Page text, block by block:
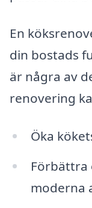
En
din bostads
är några av
renovering
Öka
Förbättra
moderna